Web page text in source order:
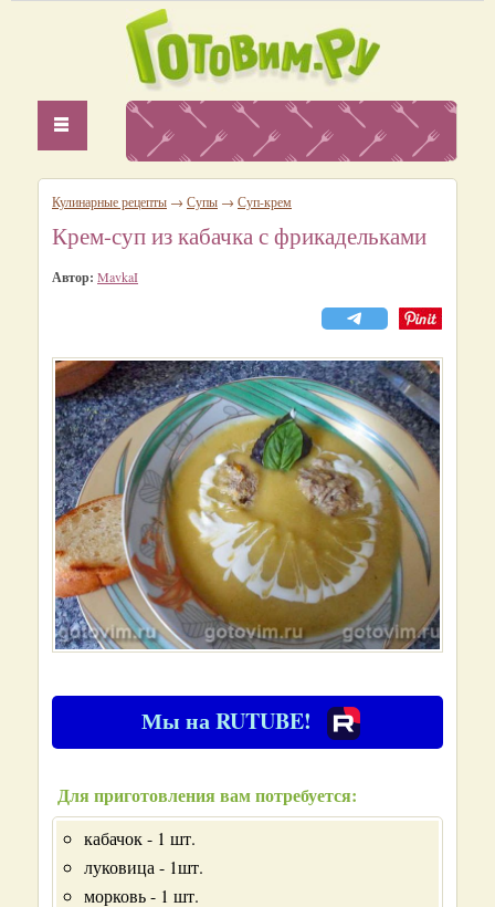
Кулинарные рецепты → Супы → Суп-крем
Крем-суп из кабачка с фрикадельками
Автор: MavkaI
Мы на RUTUBE!
Для приготовления вам потребуется:
кабачок - 1 шт.
луковица - 1шт.
морковь - 1 шт.